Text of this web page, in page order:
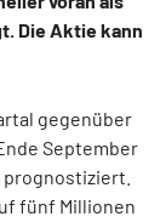
Die Aktie kann
gegenüber
September
fünf Millionen